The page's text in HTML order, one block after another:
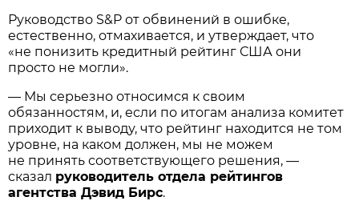
Руководство S&P от обвинений в ошибке,
естественно, отмахивается, и утверждает, что
«не понизить кредитный рейтинг США они
просто не могли».
— Мы серьезно относимся к своим
обязанностям, и, если по итогам анализа комитет
приходит к выводу, что рейтинг находится не том
уровне, на каком должен, мы не можем
не принять соответствующего решения, —
сказал руководитель отдела рейтингов
агентства Дэвид Бирс.